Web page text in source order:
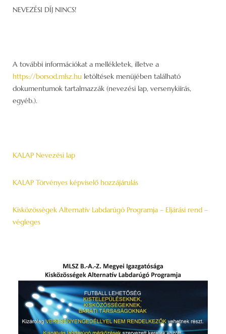
NEVEZÉSI DÍJ NINCS!
A további információkat a mellékletek, illetve a
https://borsod.mlsz.hu letöltések menüjében található
dokumentumok tartalmazzák (nevezési lap, versenykiírás,
egyéb.).
KALAP Nevezési lap
KALAP Törvényes képviselő hozzájárulás
Kisközösségek Alternatív Labdarúgó Programja – Eljárási rend –
végleges